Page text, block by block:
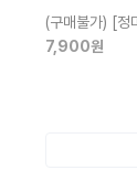
(구매불가) [정
7,900원